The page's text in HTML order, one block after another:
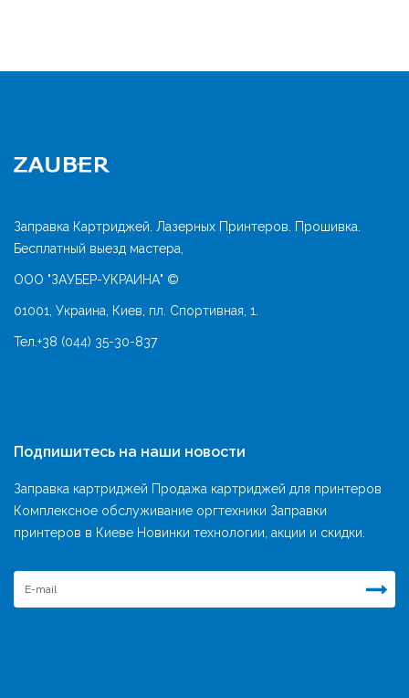
Заправка Картриджей. Лазерных Принтеров. Прошивка.
Бесплатный выезд мастера,
ООО "ЗАУБЕР-УКРАИНА" ©
01001, Украина, Киев, пл. Спортивная, 1.
Тел. +38 (044) 35-30-837
Подпишитесь на наши новости
Заправка картриджей Продажа картриджей для принтеров
Комплексное обслуживание оргтехники Заправки
принтеров в Киеве Новинки технологии, акции и скидки.